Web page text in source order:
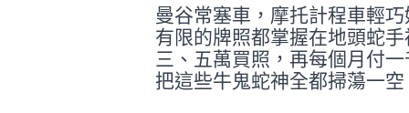
曼谷常塞車，摩托計程車輕
有限的牌照都掌握在地頭蛇
三、五萬買照，再每個月付
把這些牛鬼蛇神全都掃蕩一空